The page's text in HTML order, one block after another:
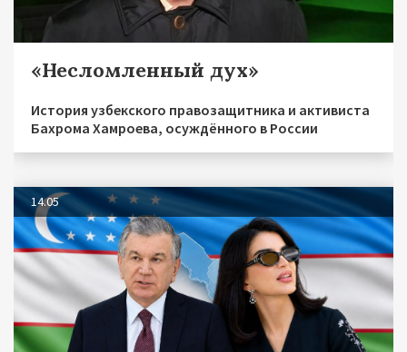
«Несломленный дух»
История узбекского правозащитника и активиста
Бахрома Хамроева, осуждённого в России
14.05